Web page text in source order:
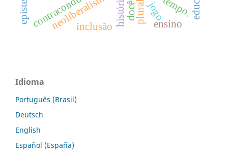
jogo
neoliberalismo
contraconduta tempo.
inclusão ensino
Idioma
Português (Brasil)
Deutsch
English
Español (España)